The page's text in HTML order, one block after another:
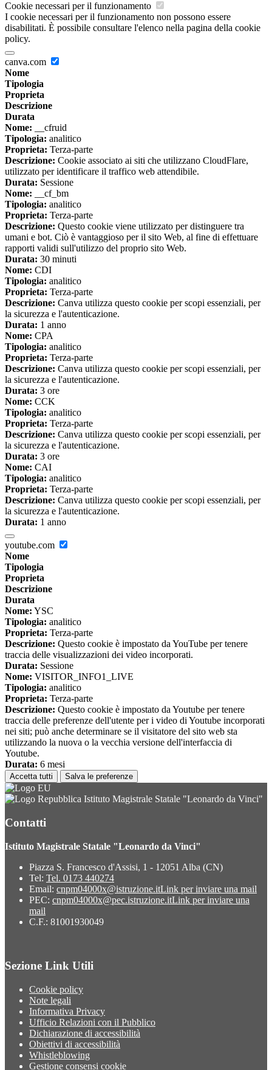
Cookie necessari per il funzionamento
I cookie necessari per il funzionamento non possono essere
disabilitati. È possibile consultare l'elenco nella pagina della cookie
policy.
canva.com
Nome
Tipologia
Proprieta
Descrizione
Durata
Nome: __cfruid
Tipologia: analitico
Proprieta: Terza-parte
Descrizione: Cookie associato ai siti che utilizzano CloudFlare,
utilizzato per identificare il traffico web attendibile.
Durata: Sessione
Nome: __cf_bm
Tipologia: analitico
Proprieta: Terza-parte
Descrizione: Questo cookie viene utilizzato per distinguere tra
umani e bot. Ciò è vantaggioso per il sito Web, al fine di effettuare
rapporti validi sull'utilizzo del proprio sito Web.
Durata: 30 minuti
Nome: CDI
Tipologia: analitico
Proprieta: Terza-parte
Descrizione: Canva utilizza questo cookie per scopi essenziali, per
la sicurezza e l'autenticazione.
Durata: 1 anno
Nome: CPA
Tipologia: analitico
Proprieta: Terza-parte
Descrizione: Canva utilizza questo cookie per scopi essenziali, per
la sicurezza e l'autenticazione.
Durata: 3 ore
Nome: CCK
Tipologia: analitico
Proprieta: Terza-parte
Descrizione: Canva utilizza questo cookie per scopi essenziali, per
la sicurezza e l'autenticazione.
Durata: 3 ore
Nome: CAI
Tipologia: analitico
Proprieta: Terza-parte
Descrizione: Canva utilizza questo cookie per scopi essenziali, per
la sicurezza e l'autenticazione.
Durata: 1 anno
youtube.com
Nome
Tipologia
Proprieta
Descrizione
Durata
Nome: YSC
Tipologia: analitico
Proprieta: Terza-parte
Descrizione: Questo cookie è impostato da YouTube per tenere
traccia delle visualizzazioni dei video incorporati.
Durata: Sessione
Nome: VISITOR_INFO1_LIVE
Tipologia: analitico
Proprieta: Terza-parte
Descrizione: Questo cookie è impostato da Youtube per tenere
traccia delle preferenze dell'utente per i video di Youtube incorporati
nei siti; può anche determinare se il visitatore del sito web sta
utilizzando la nuova o la vecchia versione dell'interfaccia di
Youtube.
Durata: 6 mesi
Accetta tutti Salva le preferenze
Istituto Magistrale Statale "Leonardo da Vinci"
Contatti
Istituto Magistrale Statale "Leonardo da Vinci"
Piazza S. Francesco d'Assisi, 1 - 12051 Alba (CN)
Tel: Tel. 0173 440274
Email: cnpm04000x@istruzione.itLink per inviare una mail
PEC: cnpm04000x@pec.istruzione.itLink per inviare una
mail
C.F.: 81001930049
Sezione Link Utili
Cookie policy
Note legali
Informativa Privacy
Ufficio Relazioni con il Pubblico
Dichiarazione di accessibilità
Obiettivi di accessibilità
Whistleblowing
Gestione consensi cookie